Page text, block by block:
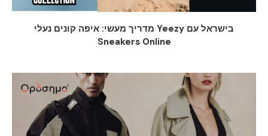
מדריך מעשי: איפה קונים נעלי Yeezy בישראל עם
Sneakers Online